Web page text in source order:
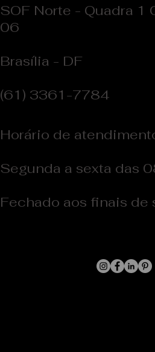
SOF Norte - Quadra 1
06
Brasília - DF
(61) 3361-7784
Horário de
Segunda a sexta das
Fechado aos finais de